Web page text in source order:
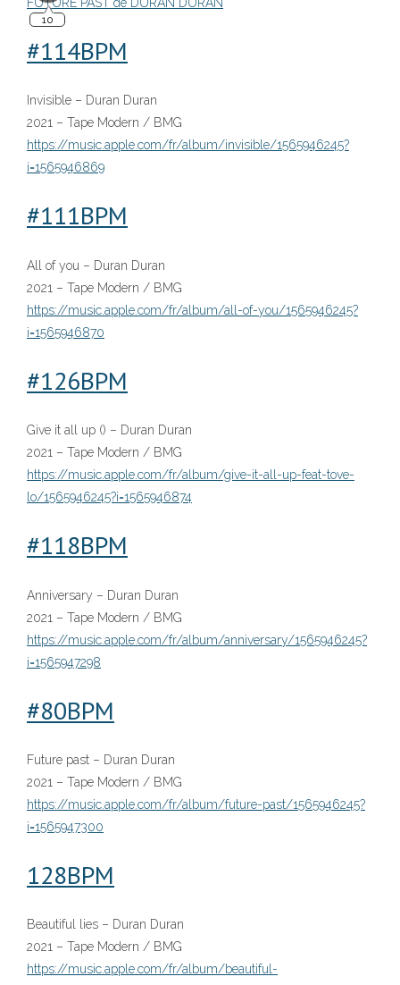
#114BPM
Invisible – Duran Duran
2021 – Tape Modern / BMG
https://music.apple.com/fr/album/invisible/1565946245?
i=1565946869
#111BPM
All of you – Duran Duran
2021 – Tape Modern / BMG
https://music.apple.com/fr/album/all-of-you/1565946245?
i=1565946870
#126BPM
Give it all up () – Duran Duran
2021 – Tape Modern / BMG
https://music.apple.com/fr/album/give-it-all-up-feat-tove-
lo/1565946245?i=1565946874
#118BPM
Anniversary – Duran Duran
2021 – Tape Modern / BMG
https://music.apple.com/fr/album/anniversary/1565946245?
i=1565947298
#80BPM
Future past – Duran Duran
2021 – Tape Modern / BMG
https://music.apple.com/fr/album/future-past/1565946245?
i=1565947300
128BPM
Beautiful lies – Duran Duran
2021 – Tape Modern / BMG
https://music.apple.com/fr/album/beautiful-